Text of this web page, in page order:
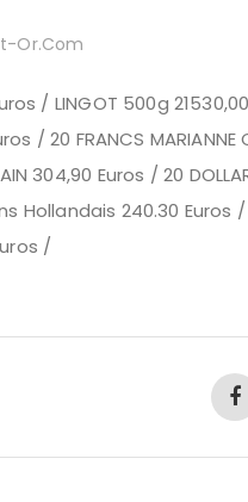
Or.com
/ LINGOT 500g
/ 20 FRANCS
304,90 Euros / 20
Hollandais 240.30
/